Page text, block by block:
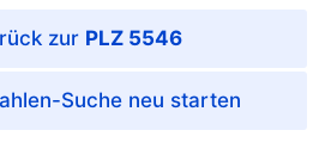
PLZ 5546
Suche